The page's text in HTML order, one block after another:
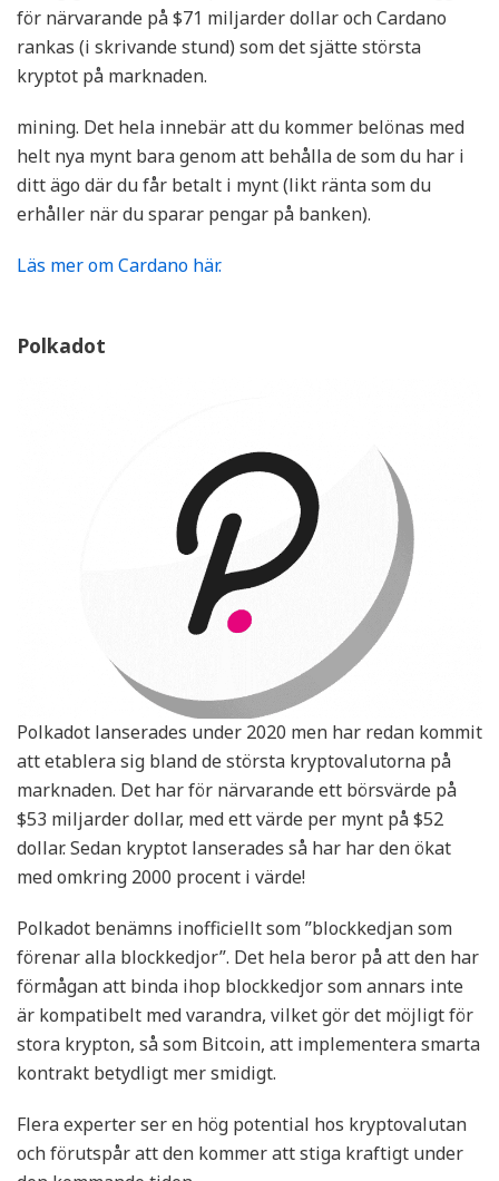
för närvarande på $71 miljarder dollar och Cardano
rankas (i skrivande stund) som det sjätte största
kryptot på marknaden.
mining. Det hela innebär att du kommer belönas med
helt nya mynt bara genom att behålla de som du har i
ditt ägo där du får betalt i mynt (likt ränta som du
erhåller när du sparar pengar på banken).
Läs mer om Cardano här.
Polkadot
Polkadot lanserades under 2020 men har redan kommit
att etablera sig bland de största kryptovalutorna på
marknaden. Det har för närvarande ett börsvärde på
$53 miljarder dollar, med ett värde per mynt på $52
dollar. Sedan kryptot lanserades så har har den ökat
med omkring 2000 procent i värde!
Polkadot benämns inofficiellt som ”blockkedjan som
förenar alla blockkedjor”. Det hela beror på att den har
förmågan att binda ihop blockkedjor som annars inte
är kompatibelt med varandra, vilket gör det möjligt för
stora krypton, så som Bitcoin, att implementera smarta
kontrakt betydligt mer smidigt.
Flera experter ser en hög potential hos kryptovalutan
och förutspår att den kommer att stiga kraftigt under